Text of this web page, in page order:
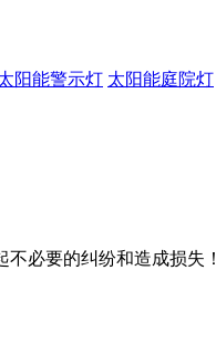
阳能警示灯 太阳能庭院灯
必要的纠纷和造成损失！